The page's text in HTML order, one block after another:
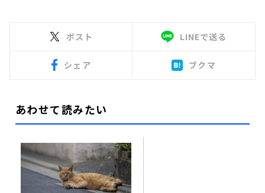
ポスト LINEで送る
シェア ブクマ
あわせて読みたい